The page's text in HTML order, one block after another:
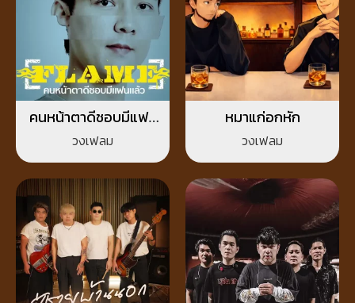
คนหน้าตาดีชอบมีแฟน
แล้ว
วงเฟลม
หมาแก่อกหัก
วงเฟลม